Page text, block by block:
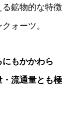
鉱物的な特徴
ォーツ。
もかかわら
流通量とも極